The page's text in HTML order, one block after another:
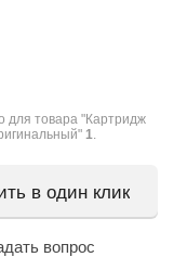
для товара "Картридж
1.
в один клик
вопрос